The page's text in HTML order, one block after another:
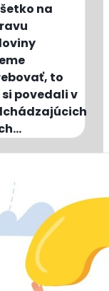
na
to
si povedali v